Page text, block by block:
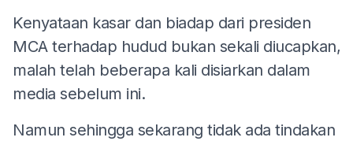
Kenyataan kasar dan biadap dari presiden
MCA terhadap hudud bukan sekali diucapkan,
malah telah beberapa kali disiarkan dalam
media sebelum ini.
Namun sehingga sekarang tidak ada tindakan